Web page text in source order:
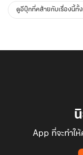
ดูอีบุ๊กที่คล้ายกับเรื่องนี้ทั้
App ที่จะทำใ